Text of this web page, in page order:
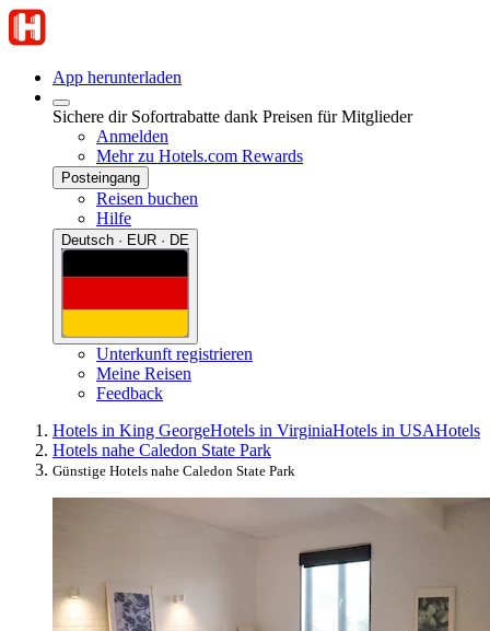
App herunterladen
Sichere dir Sofortrabatte dank Preisen für Mitglieder
Anmelden
Mehr zu Hotels.com Rewards
Posteingang
Reisen buchen
Hilfe
Deutsch · EUR · DE
Unterkunft registrieren
Meine Reisen
Feedback
Hotels in King GeorgeHotels in VirginiaHotels in USAHotels
Hotels nahe Caledon State Park
Günstige Hotels nahe Caledon State Park